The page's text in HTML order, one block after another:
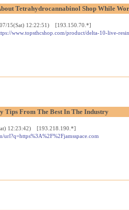
Tetrahydrocannabinol Shop While
15(Sat) 12:22:51) [193.150.70.*]
www.topsthcshop.com/product/delta-10-live-
Tips From The Best In The Industry
12:23:42) [193.218.190.*]
url?q=https%3A%2F%2Fjamsspace.com